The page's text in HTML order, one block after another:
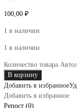
100,00 ₽
1 в наличии
1 в наличии
Количество товара
В корзину
Добавить в избранное
Добавить в избранное
Репост (0)